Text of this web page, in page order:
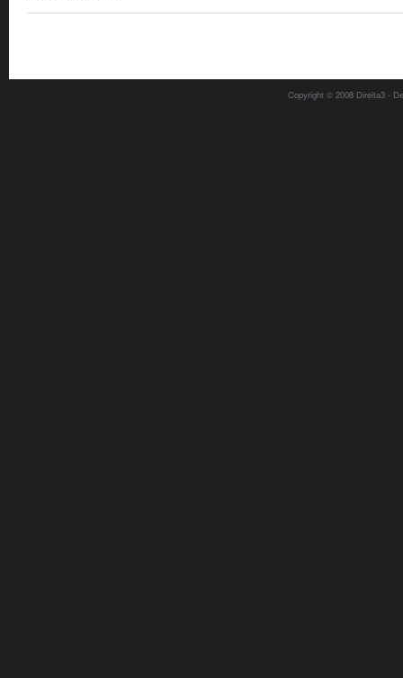
Copyright © 2008 Direita3 -